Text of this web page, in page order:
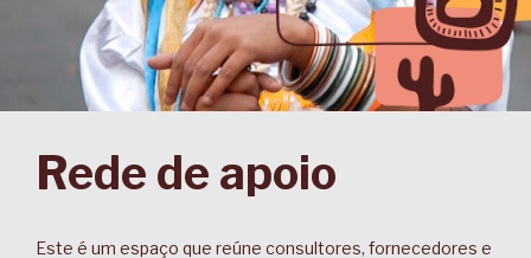
Rede de apoio
Este é um espaço que reúne consultores, fornecedores e